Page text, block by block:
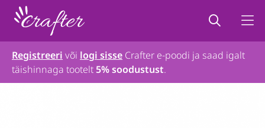
Registreeri või logi sisse Crafter e-poodi ja saad igalt
täishinnaga tootelt5% soodustust.